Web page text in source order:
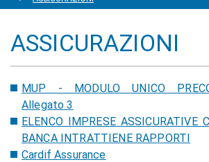
ASSICURAZIONI
MUP - MODULO UNICO
Allegato 3
ELENCO IMPRESE ASSICURATIVE
BANCA INTRATTIENE RAPPORTI
Cardif Assurance